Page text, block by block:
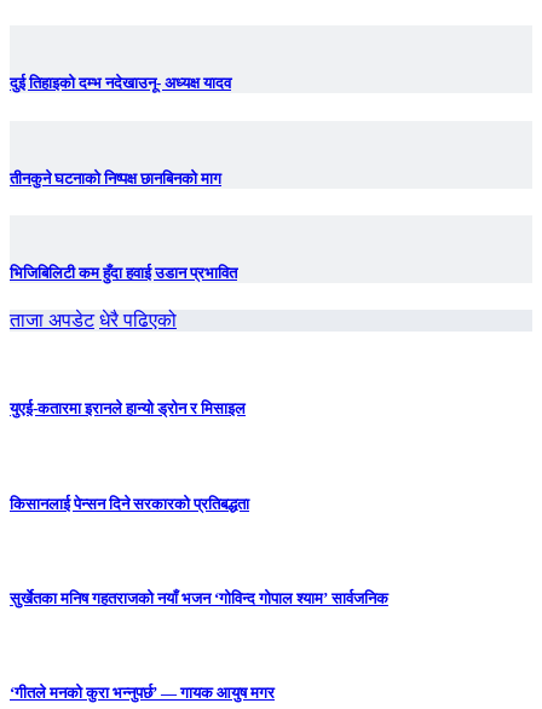
दुई तिहाइको दम्भ नदेखाउनू- अध्यक्ष यादव
तीनकुने घटनाकाे निष्पक्ष छानबिनकाे माग
भिजिबिलिटी कम हुँदा हवाई उडान प्रभावित
ताजा अपडेट धेरै पढिएको
युएई-कतारमा इरानले हान्यो ड्रोन र मिसाइल
किसानलाई पेन्सन दिने सरकारको प्रतिबद्धता
सुर्खेतका मनिष गहतराजको नयाँ भजन ‘गोविन्द गोपाल श्याम’ सार्वजनिक
‘गीतले मनको कुरा भन्नुपर्छ’ — गायक आयुष मगर